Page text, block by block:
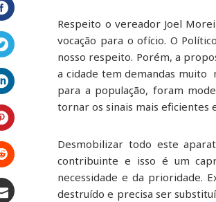
Facebook
Twitter
LinkedIn
Pinterest
Stumbleupon
Respeito o vereador Joel
vocação para o ofício. O
nosso respeito. Porém, a
a cidade tem demandas muito
para a população, foram
tornar os sinais mais eficientes
Desmobilizar todo este
contribuinte e isso é um
necessidade e da prioridade.
destruído e precisa ser